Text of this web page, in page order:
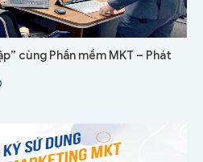
cùng Phần mềm MKT – Phát